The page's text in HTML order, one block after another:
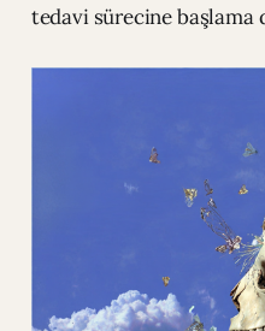
tedavi sürecine başlama